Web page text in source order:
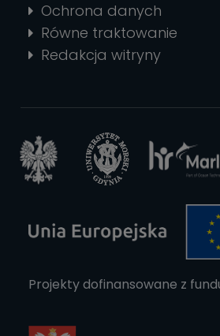
Ochrona danych
Równe traktowanie
Redakcja witryny
Projekty dofinansowane z